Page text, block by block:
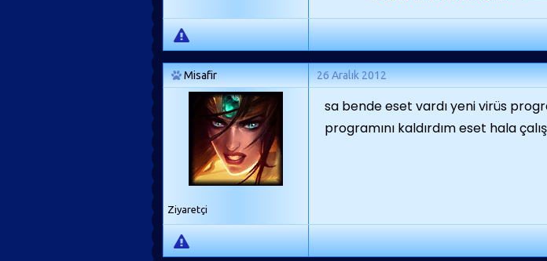
Misafir 26 Aralık 2012
Ziyaretçi
sa bende eset vardı yeni virüs
programını kaldırdım eset hala